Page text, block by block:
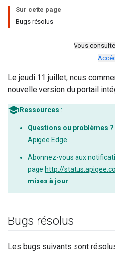
Sur cette page
Bugs résolus
Vous
Le jeudi 11 juillet, nous
nouvelle version du portail
Ressources :
Questions ou problèmes ?
Apigee Edge
Abonnez-vous aux
page http://
mises à jour
Bugs résolus
Les bugs suivants sont